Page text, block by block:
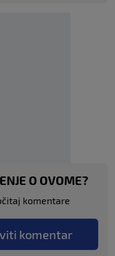
O OVOME?
komentare
komentar